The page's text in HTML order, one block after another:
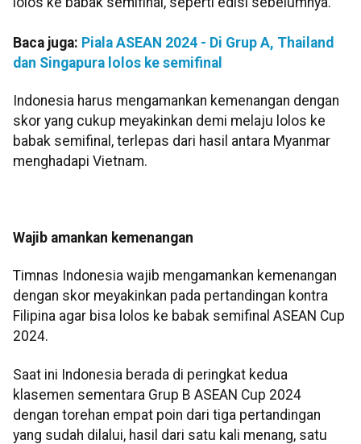
Baca juga: Piala ASEAN 2024 - Di Grup A, Thailand
dan Singapura lolos ke semifinal
Indonesia harus mengamankan kemenangan dengan
skor yang cukup meyakinkan demi melaju lolos ke
babak semifinal, terlepas dari hasil antara Myanmar
menghadapi Vietnam.
Wajib amankan kemenangan
Timnas Indonesia wajib mengamankan kemenangan
dengan skor meyakinkan pada pertandingan kontra
Filipina agar bisa lolos ke babak semifinal ASEAN Cup
2024.
Saat ini Indonesia berada di peringkat kedua
klasemen sementara Grup B ASEAN Cup 2024
dengan torehan empat poin dari tiga pertandingan
yang sudah dilalui, hasil dari satu kali menang, satu